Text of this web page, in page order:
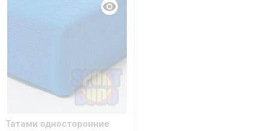
Татами односторонние